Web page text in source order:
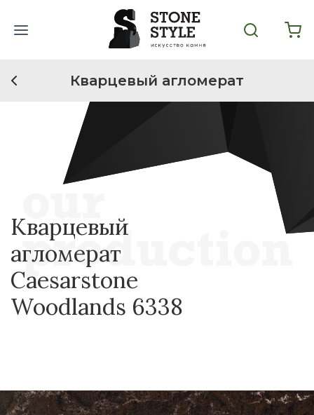
Кварцевый агломерат
Кварцевый
агломерат
Caesarstone
Woodlands 6338